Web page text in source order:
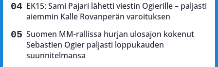
EK15: Sami Pajari lähetti viestin Ogierille – paljasti
aiemmin Kalle Rovanperän varoituksen
Suomen MM-rallissa hurjan ulosajon kokenut
Sebastien Ogier paljasti loppukauden
suunnitelmansa